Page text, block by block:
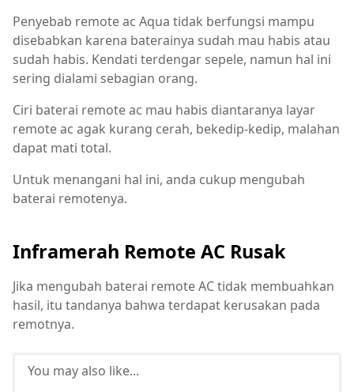
Penyebab remote ac Aqua tidak berfungsi mampu
disebabkan karena baterainya sudah mau habis atau
sudah habis. Kendati terdengar sepele, namun hal ini
sering dialami sebagian orang.
Ciri baterai remote ac mau habis diantaranya layar
remote ac agak kurang cerah, bekedip-kedip, malahan
dapat mati total.
Untuk menangani hal ini, anda cukup mengubah
baterai remotenya.
Inframerah Remote AC Rusak
Jika mengubah baterai remote AC tidak membuahkan
hasil, itu tandanya bahwa terdapat kerusakan pada
remotnya.
You may also like...